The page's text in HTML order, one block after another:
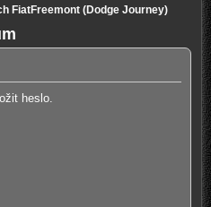
FiatFreemont (Dodge Journey)
heslo.